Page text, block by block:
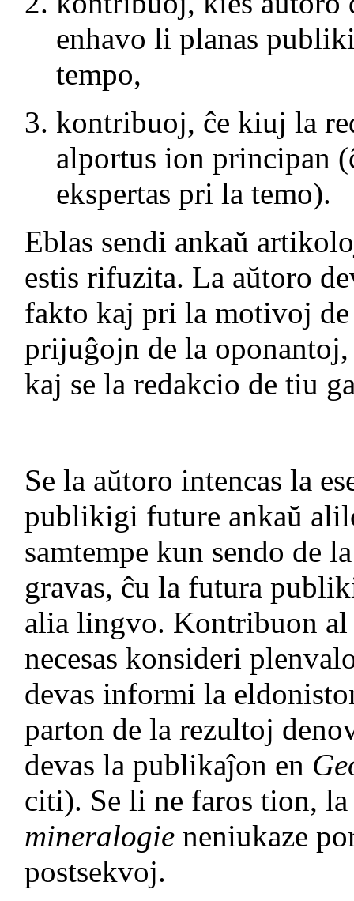
enhavo li planas
tempo,
kontribuoj, ĉe kiuj la
alportus ion principan
ekspertas pri la temo).
Eblas sendi ankaŭ
estis rifuzita. La aŭtoro
fakto kaj pri la motivoj
prijuĝojn de la
kaj se la redakcio de tiu
Se la aŭtoro intencas la
publikigi future ankaŭ
samtempe kun sendo de
gravas, ĉu la futura
alia lingvo. Kontribuon
necesas konsideri
devas informi la
parton de la rezultoj
devas la publikaĵon en
citi). Se li ne faros tion,
mineralogie neniukaze
postsekvoj.